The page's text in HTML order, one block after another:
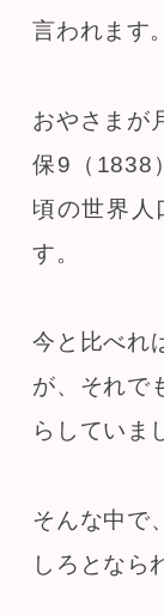
言われます。
おやさまが
保9（1838
頃の世界人
す。
今と比べれ
が、それで
らしていま
そんな中で
しろとなら